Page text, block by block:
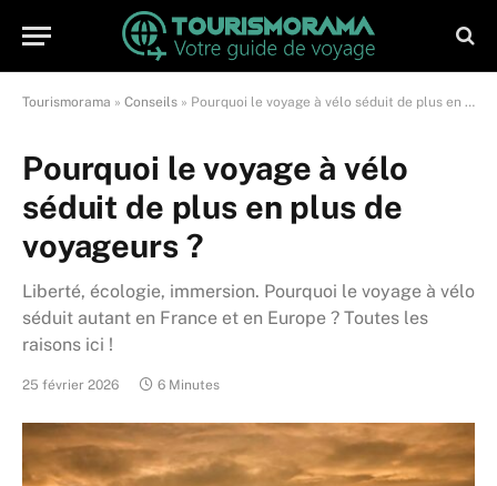
Tourismorama » Conseils » Pourquoi le voyage à vélo séduit de plus en plus de voyageurs ?
Pourquoi le voyage à vélo
séduit de plus en plus de
voyageurs ?
Liberté, écologie, immersion. Pourquoi le voyage à vélo
séduit autant en France et en Europe ? Toutes les
raisons ici !
25 février 2026 6 Minutes